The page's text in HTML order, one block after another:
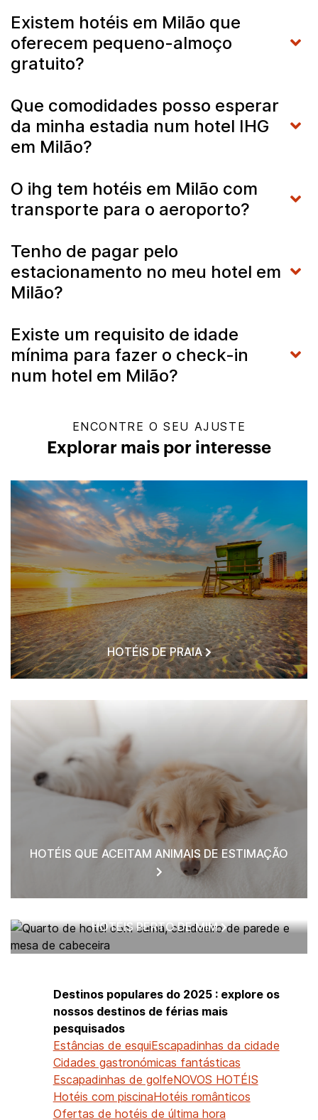
Existem hotéis em Milão que
oferecem pequeno-almoço
gratuito?
Que comodidades posso esperar
da minha estadia num hotel IHG
em Milão?
O ihg tem hotéis em Milão com
transporte para o aeroporto?
Tenho de pagar pelo
estacionamento no meu hotel em
Milão?
Existe um requisito de idade
mínima para fazer o check-in
num hotel em Milão?
ENCONTRE O SEU AJUSTE
Explorar mais por interesse
HOTÉIS DE PRAIA
HOTÉIS QUE ACEITAM ANIMAIS DE ESTIMAÇÃO
HOTÉIS PERTO DE MIM
Destinos populares do 2025 : explore os
nossos destinos de férias mais
pesquisados
Estâncias de esquiEscapadinhas da cidade
Cidades gastronómicas fantásticas
Escapadinhas de golfeNOVOS HOTÉIS
Hotéis com piscinaHotéis românticos
Ofertas de hotéis de última hora